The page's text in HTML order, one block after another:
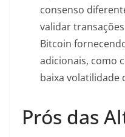
consenso
validar
Bitcoin
adicionais, como
baixa volatilidade
Prós das